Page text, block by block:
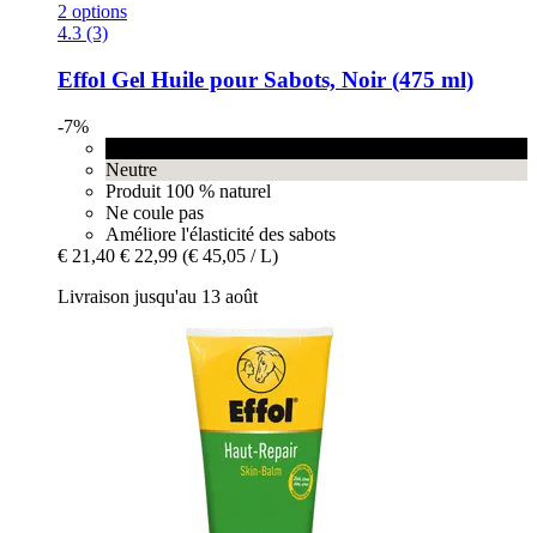
2 options
4.3 (3)
Effol Gel Huile pour Sabots, Noir (475 ml)
-7%
Neutre
Produit 100 % naturel
Ne coule pas
Améliore l'élasticité des sabots
€ 21,40 € 22,99 (€ 45,05 / L)
Livraison jusqu'au 13 août